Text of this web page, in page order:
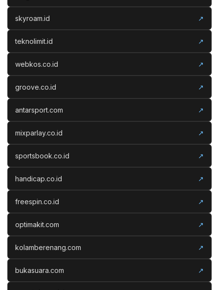
skyroam.id ↗
teknolimit.id ↗
webkos.co.id ↗
groove.co.id ↗
antarsport.com ↗
mixparlay.co.id ↗
sportsbook.co.id ↗
handicap.co.id ↗
freespin.co.id ↗
optimakit.com ↗
kolamberenang.com ↗
bukasuara.com ↗